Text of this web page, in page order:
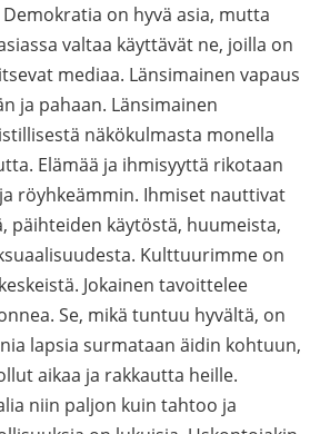
on hyvä asia, mutta
valtaa käyttävät ne, joilla on
mediaa. Länsimainen vapaus
ja pahaan. Länsimainen
näkökulmasta monella
Elämää ja ihmisyyttä rikotaan
röyhkeämmin. Ihmiset nauttivat
päihteiden käytöstä, huumeista,
Kulttuurimme on
Jokainen tavoittelee
Se, mikä tuntuu hyvältä, on
lapsia surmataan äidin kohtuun,
aikaa ja rakkautta heille.
niin paljon kuin tahtoo ja